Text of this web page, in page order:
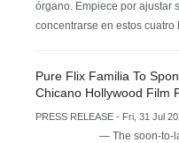
órgano. Empiece por ajustar
concentrarse en estos cuatro
Pure Flix Familia To
Chicano Hollywood Film
PRESS RELEASE - Fri, 31 Jul
— The soon-to-